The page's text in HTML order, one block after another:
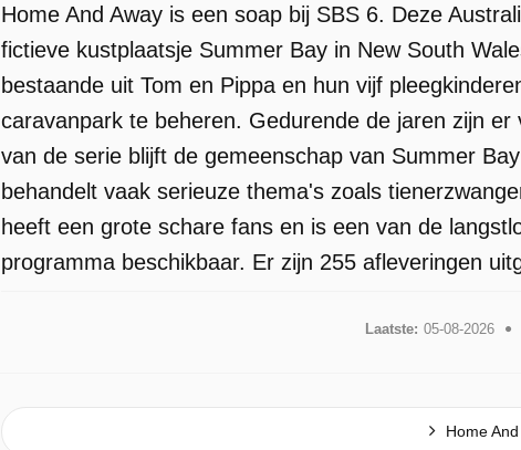
Home And Away is een soap bij SBS 6. Deze
fictieve kustplaatsje Summer Bay in New South
bestaande uit Tom en Pippa en hun vijf
caravanpark te beheren. Gedurende de jaren zijn
van de serie blijft de gemeenschap van Summer
behandelt vaak serieuze thema's zoals
heeft een grote schare fans en is een van de
programma beschikbaar. Er zijn 255 afleveringen
Laatste: 05-08-2026
Home